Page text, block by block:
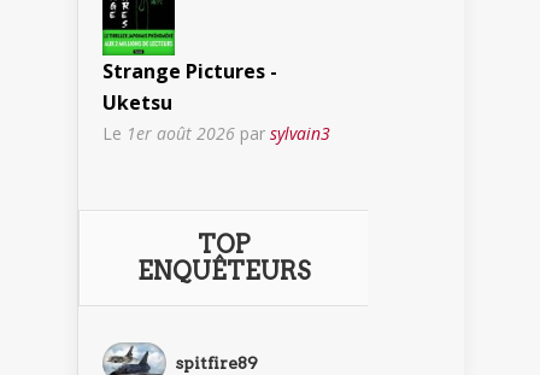
Strange Pictures -
Uketsu
Le 1er août 2026 par sylvain3
TOP
ENQUÊTEURS
spitfire89